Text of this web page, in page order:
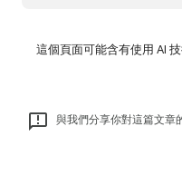
這個頁面可能含有使用 AI
與我們分享你對這篇文章